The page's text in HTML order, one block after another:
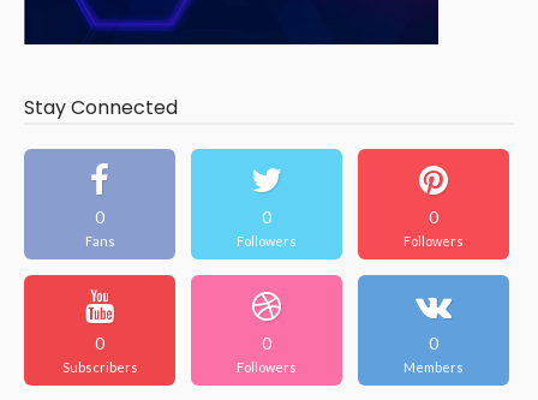
Stay Connected
0
Fans
0
Followers
0
Followers
0
Subscribers
0
Followers
0
Members